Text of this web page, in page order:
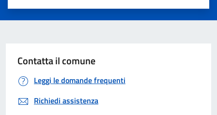
Valuta 5 stelle su 5
Valuta 4 stelle su 5
Valuta 3 stelle su 5
Valuta 2 stelle su 5
Valuta 1 stelle su 5
Contatta il comune
Leggi le domande frequenti
Richiedi assistenza